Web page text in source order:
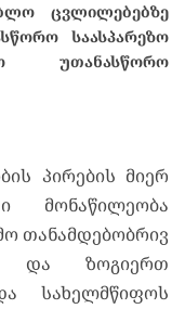
ცვლილებებზე
საასპარეზო
უთანასწორო
პირების მიერ
მონაწილეობა
თანამდებობრივ
და ზოგიერთ
სახელმწიფოს